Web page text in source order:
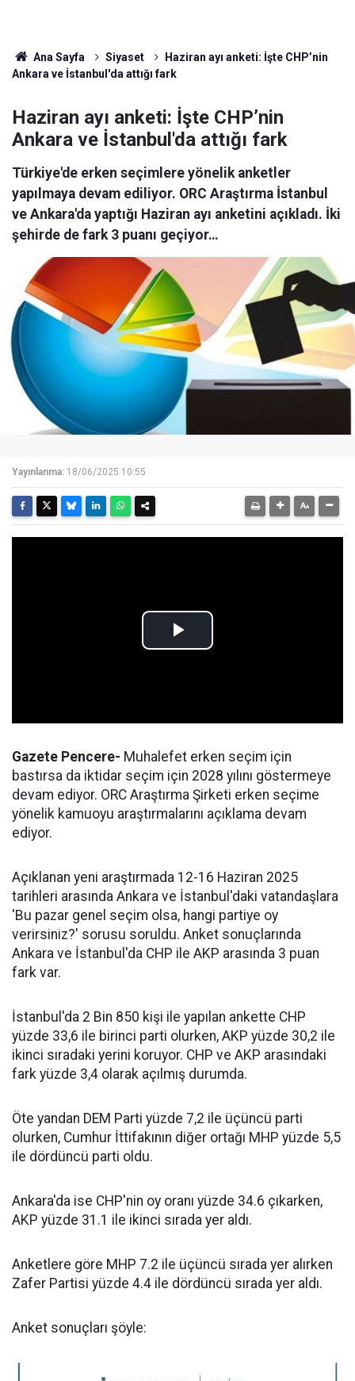
Ana Sayfa Siyaset
Haziran ayı anketi: İşte CHP’nin
Ankara ve İstanbul'da attığı fark
Haziran ayı anketi: İşte CHP’nin
Ankara ve İstanbul'da attığı fark
Türkiye'de erken seçimlere yönelik anketler
yapılmaya devam ediliyor. ORC Araştırma İstanbul
ve Ankara'da yaptığı Haziran ayı anketini açıkladı. İki
şehirde de fark 3 puanı geçiyor…
Yayınlanma: 18/06/2025 10:55
Gazete Pencere- Muhalefet erken seçim için
bastırsa da iktidar seçim için 2028 yılını göstermeye
devam ediyor. ORC Araştırma Şirketi erken seçime
yönelik kamuoyu araştırmalarını açıklama devam
ediyor.
Açıklanan yeni araştırmada 12-16 Haziran 2025
tarihleri arasında Ankara ve İstanbul'daki vatandaşlara
'Bu pazar genel seçim olsa, hangi partiye oy
verirsiniz?' sorusu soruldu. Anket sonuçlarında
Ankara ve İstanbul'da CHP ile AKP arasında 3 puan
fark var.
İstanbul'da 2 Bin 850 kişi ile yapılan ankette CHP
yüzde 33,6 ile birinci parti olurken, AKP yüzde 30,2 ile
ikinci sıradaki yerini koruyor. CHP ve AKP arasındaki
fark yüzde 3,4 olarak açılmış durumda.
Öte yandan DEM Parti yüzde 7,2 ile üçüncü parti
olurken, Cumhur İttifakının diğer ortağı MHP yüzde 5,5
ile dördüncü parti oldu.
Ankara'da ise CHP'nin oy oranı yüzde 34.6 çıkarken,
AKP yüzde 31.1 ile ikinci sırada yer aldı.
Anketlere göre MHP 7.2 ile üçüncü sırada yer alırken
Zafer Partisi yüzde 4.4 ile dördüncü sırada yer aldı.
Anket sonuçları şöyle: